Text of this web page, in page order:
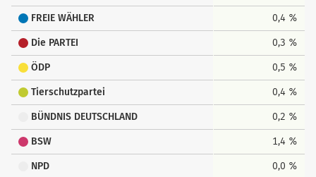
FREIE WÄHLER 0,4 %
Die PARTEI 0,3 %
ÖDP 0,5 %
Tierschutzpartei 0,4 %
BÜNDNIS DEUTSCHLAND 0,2 %
BSW 1,4 %
NPD 0,0 %